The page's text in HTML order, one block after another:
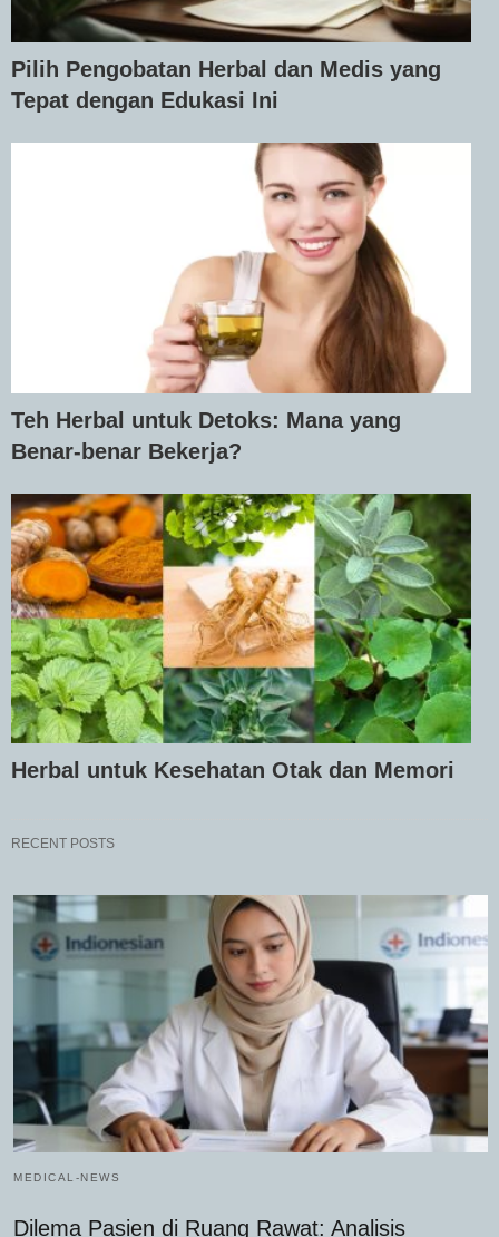
Pilih Pengobatan Herbal dan Medis yang
Tepat dengan Edukasi Ini
Teh Herbal untuk Detoks: Mana yang
Benar-benar Bekerja?
Herbal untuk Kesehatan Otak dan Memori
RECENT POSTS
MEDICAL-NEWS
Dilema Pasien di Ruang Rawat: Analisis